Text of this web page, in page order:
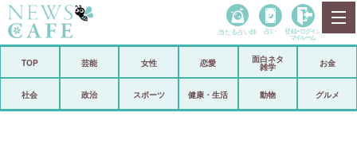
政治
当たる占い師 占い 登録• ログイン
マイルーム
TOP 芸能 女性 恋愛
面白ネタ
雑学
お金
社会 政治 スポーツ 健康・生活 動物 グルメ